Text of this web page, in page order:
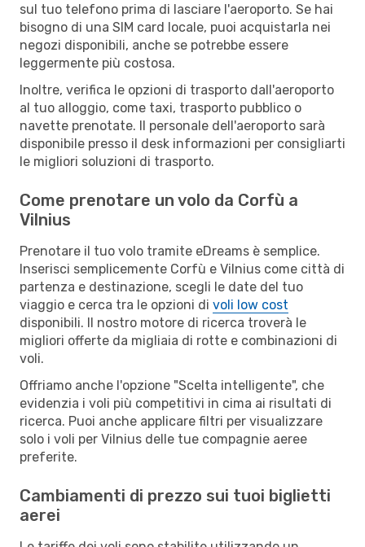
sul tuo telefono prima di lasciare l'aeroporto. Se hai
bisogno di una SIM card locale, puoi acquistarla nei
negozi disponibili, anche se potrebbe essere
leggermente più costosa.
Inoltre, verifica le opzioni di trasporto dall'aeroporto
al tuo alloggio, come taxi, trasporto pubblico o
navette prenotate. Il personale dell'aeroporto sarà
disponibile presso il desk informazioni per consigliarti
le migliori soluzioni di trasporto.
Come prenotare un volo da Corfù a
Vilnius
Prenotare il tuo volo tramite eDreams è semplice.
Inserisci semplicemente Corfù e Vilnius come città di
partenza e destinazione, scegli le date del tuo
viaggio e cerca tra le opzioni di voli low cost
disponibili. Il nostro motore di ricerca troverà le
migliori offerte da migliaia di rotte e combinazioni di
voli.
Offriamo anche l'opzione "Scelta intelligente", che
evidenzia i voli più competitivi in cima ai risultati di
ricerca. Puoi anche applicare filtri per visualizzare
solo i voli per Vilnius delle tue compagnie aeree
preferite.
Cambiamenti di prezzo sui tuoi biglietti
aerei